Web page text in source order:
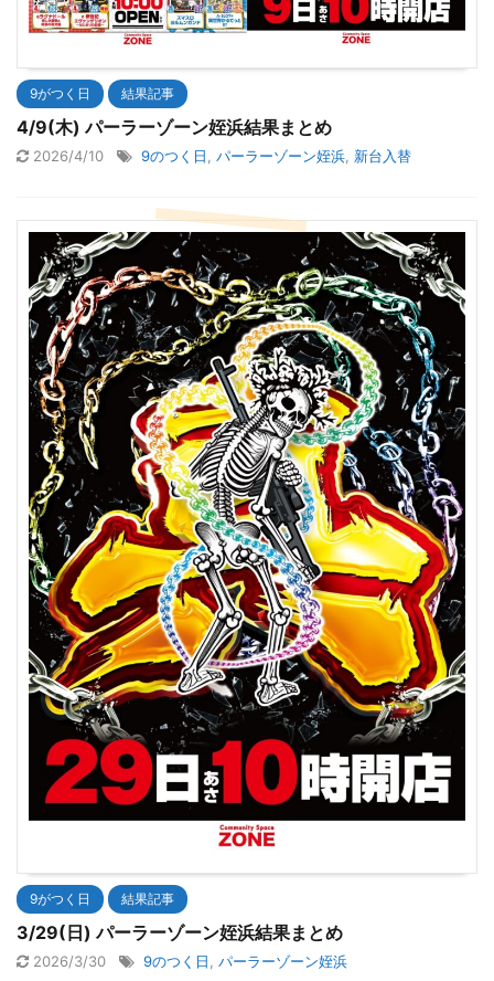
9がつく日 結果記事
4/9(木) パーラーゾーン姪浜結果まとめ
2026/4/10 9のつく日 パーラーゾーン姪浜 新台入替
9がつく日 結果記事
3/29(日) パーラーゾーン姪浜結果まとめ
2026/3/30 9のつく日, パーラーゾーン姪浜